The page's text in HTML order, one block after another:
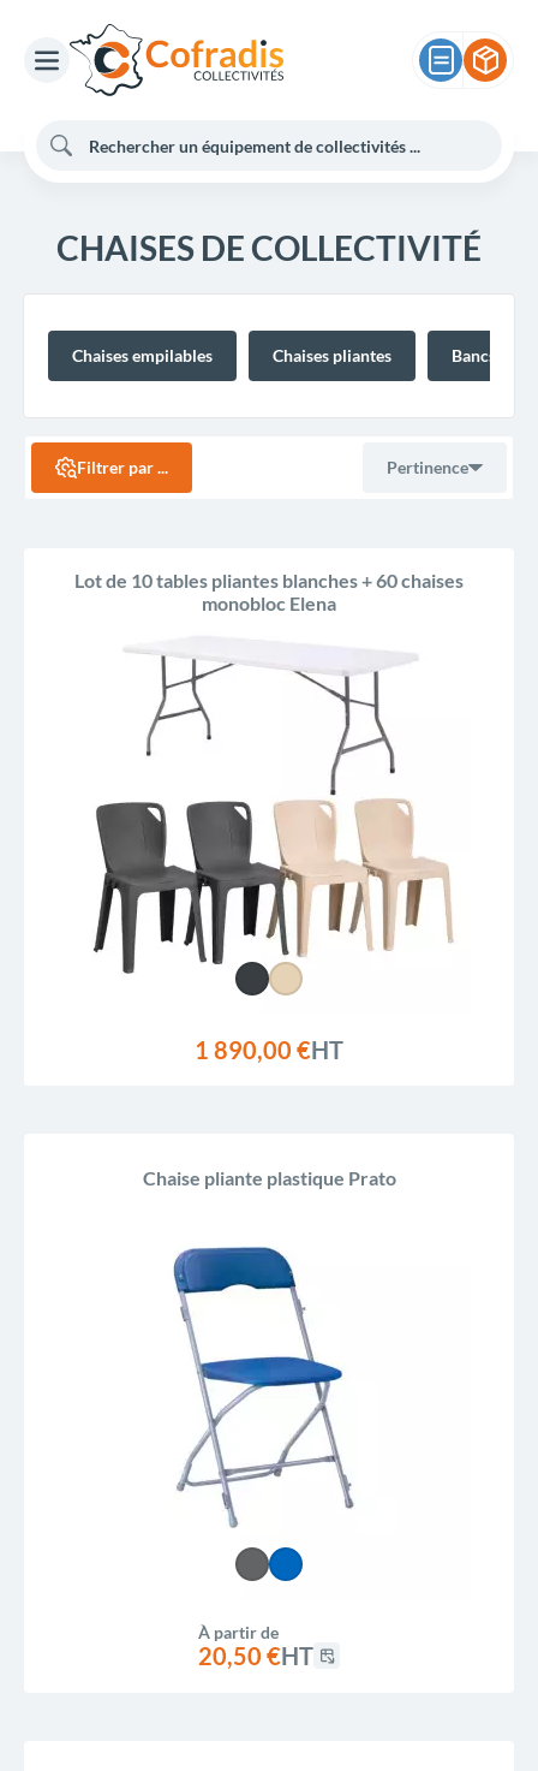
CHAISES DE COLLECTIVITÉ
Chaises empilables Chaises pliantes Bancs
Filtrer par ... Pertinence
Pertinence
Nom, Z à A
Prix, croissant
Prix, décroissant
Reference, A to Z
Reference, Z to A
Lot de 10 tables pliantes blanches + 60 chaises
monobloc Elena
1 890,00 €HT
Chaise pliante plastique Prato
À partir de
20,50 €HT